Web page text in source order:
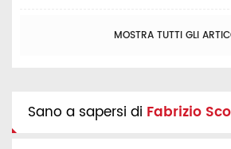
MOSTRA TUTTI GLI
Sano a sapersi di Fabrizio